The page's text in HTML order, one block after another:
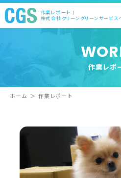
作業レポート |
株式会社クリーングリーンサービス
作業レポ
ホーム ＞ 作業レポート